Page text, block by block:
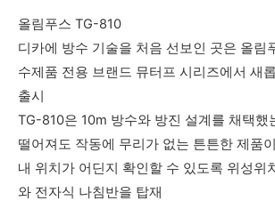
올림푸스 TG-810
디카에 방수 기술을 처음 선보인 곳은 올림
수제품 전용 브랜드 뮤터프 시리즈에서 새
출시
TG-810은 10m 방수와 방진 설계를 채택했
떨어져도 작동에 무리가 없는 튼튼한 제품
내 위치가 어딘지 확인할 수 있도록 위성위
와 전자식 나침반을 탑재